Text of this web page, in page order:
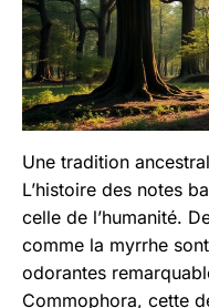
Une tradition
L’histoire des notes
celle de l’humanité.
comme la myrrhe
odorantes
Commophora, cette